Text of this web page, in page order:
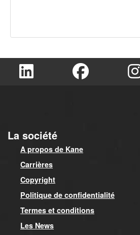
La société
A propos de Kane
Carrières
Copyright
Politique de confidentialité
Termes et conditions
Les News